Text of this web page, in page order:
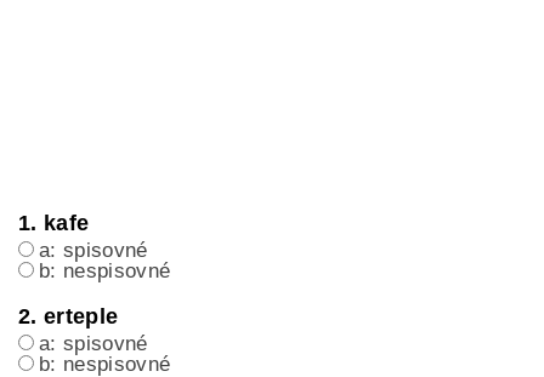
1. kafe
a: spisovné
b: nespisovné
2. erteple
a: spisovné
b: nespisovné